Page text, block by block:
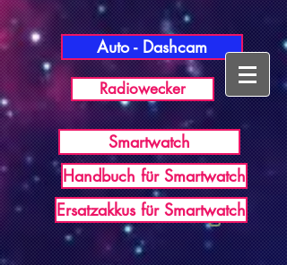
USB Germany
Auto - Dashcam
Radiowecker
Smartwatch
Handbuch für Smartwatch
Ersatzakkus für Smartwatch